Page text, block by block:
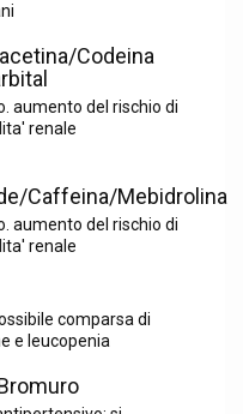
Codeina
aumento del rischio di
renale
Caffeina/Mebidrolina
aumento del rischio di
renale
comparsa di
e leucopenia